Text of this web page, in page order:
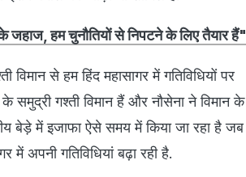
जहाज, हम चुनौतियों से निपटने के लिए तैयार हैं"
विमान से हम हिंद महासागर में गतिविधियों पर
गश्ती विमान हैं और नौसेना ने विमान के
बेड़े में इजाफा ऐसे समय में किया जा रहा है जब
में अपनी गतिविधियां बढ़ा रही है.